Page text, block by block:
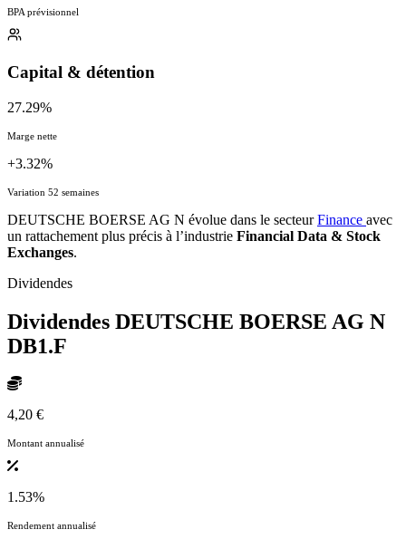
BPA prévisionnel
Capital & détention
27.29%
Marge nette
+3.32%
Variation 52 semaines
DEUTSCHE BOERSE AG N évolue dans le secteurFinance avec
un rattachement plus précis à l’industrie Financial Data & Stock
Exchanges.
Dividendes
Dividendes DEUTSCHE BOERSE AG N
DB1.F
4,20 €
Montant annualisé
1.53%
Rendement annualisé